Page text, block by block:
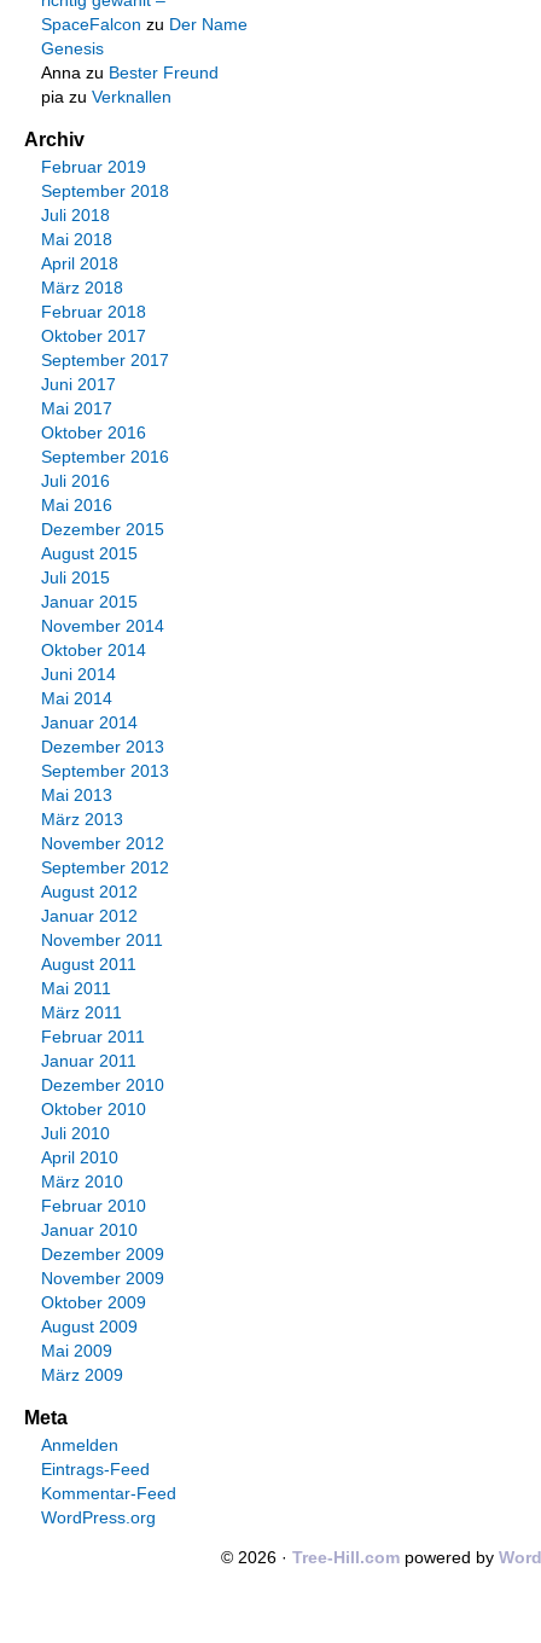
SpaceFalcon zu Der Name
Genesis
Annazu Bester Freund
piazu Verknallen
Archiv
Februar 2019
September 2018
Juli 2018
Mai 2018
April 2018
März 2018
Februar 2018
Oktober 2017
September 2017
Juni 2017
Mai 2017
Oktober 2016
September 2016
Juli 2016
Mai 2016
Dezember 2015
August 2015
Juli 2015
Januar 2015
November 2014
Oktober 2014
Juni 2014
Mai 2014
Januar 2014
Dezember 2013
September 2013
Mai 2013
März 2013
November 2012
September 2012
August 2012
Januar 2012
November 2011
August 2011
Mai 2011
März 2011
Februar 2011
Januar 2011
Dezember 2010
Oktober 2010
Juli 2010
April 2010
März 2010
Februar 2010
Januar 2010
Dezember 2009
November 2009
Oktober 2009
August 2009
Mai 2009
März 2009
Meta
Anmelden
Eintrags-Feed
Kommentar-Feed
WordPress.org
© 2026 · Tree-Hill.compowered by